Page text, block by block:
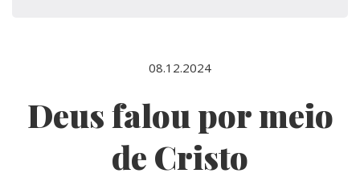
08.12.2024
Deus falou por meio
de Cristo